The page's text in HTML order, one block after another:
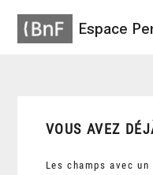
Espace
VOUS AVEZ
Les champs avec